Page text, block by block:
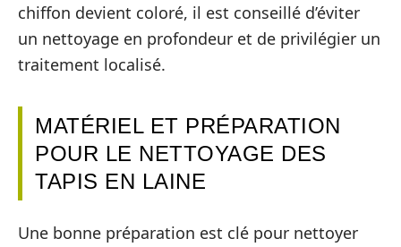
chiffon devient coloré, il est conseillé d’éviter
un nettoyage en profondeur et de privilégier un
traitement localisé.
MATÉRIEL ET PRÉPARATION
POUR LE NETTOYAGE DES
TAPIS EN LAINE
Une bonne préparation est clé pour nettoyer